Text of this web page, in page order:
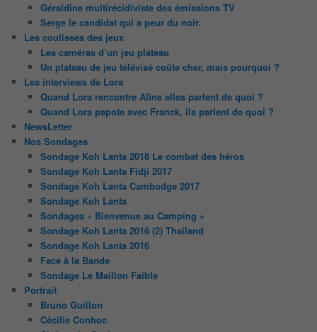
Géraldine multirécidiviste des émissions TV
Serge le candidat qui a peur du noir.
Les coulisses des jeux
Les caméras d’un jeu plateau
Un plateau de jeu télévisé coûte cher, mais pourquoi ?
Les interviews de Lora
Quand Lora rencontre Aline elles parlent de quoi ?
Quand Lora papote avec Franck, ils parlent de quoi ?
NewsLetter
Nos Sondages
Sondage Koh Lanta 2018 Le combat des héros
Sondage Koh Lanta Fidji 2017
Sondage Koh Lanta Cambodge 2017
Sondage Koh Lanta
Sondages « Bienvenue au Camping »
Sondage Koh Lanta 2016 (2) Thailand
Sondage Koh Lanta 2016
Face à la Bande
Sondage Le Maillon Faible
Portrait
Bruno Guillon
Cécilie Conhoc